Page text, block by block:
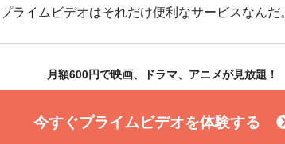
プライムビデオはそれだけ便利なサービスなんだ。
月額600円で映画、ドラマ、アニメが見放題！
今すぐプライムビデオを体験する